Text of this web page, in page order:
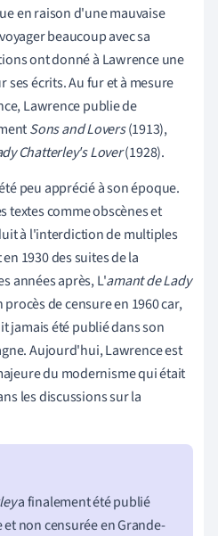
en raison d'une mauvaise
beaucoup avec sa
ont donné à Lawrence une
écrits. Au fur et à mesure
Lawrence publie de
Sons and Lovers(1913),
Chatterley's Lover(1928).
peu apprécié à son époque.
textes comme obscènes et
à l'interdiction de multiples
1930 des suites de la
années après, L'amant de Lady
de censure en 1960 car,
jamais été publié dans son
Aujourd'hui, Lawrence est
du modernisme qui était
les discussions sur la
a finalement été publié
non censurée en Grande-